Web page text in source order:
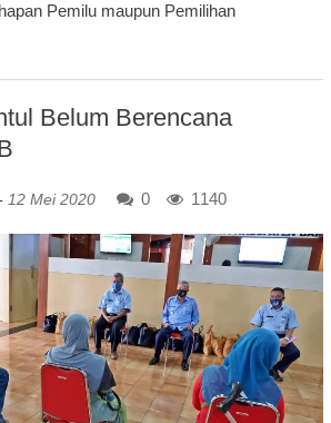
Pemilu maupun Pemilihan
Belum Berencana
12 Mei 2020 0 1140